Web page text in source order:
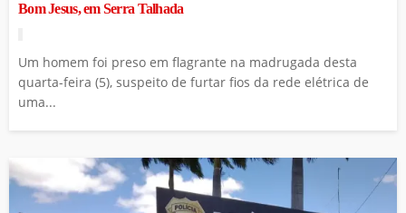
Bom Jesus, em Serra Talhada
Um homem foi preso em flagrante na madrugada desta
quarta-feira (5), suspeito de furtar fios da rede elétrica de
uma...